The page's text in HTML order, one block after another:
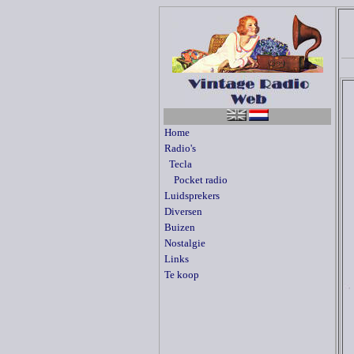
Home
Radio's
Tecla
Pocket radio
Luidsprekers
Diversen
Buizen
Nostalgie
Links
Te koop